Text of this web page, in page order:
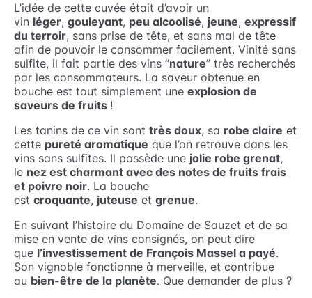
L’idée de cette cuvée était d’avoir un
vin léger, gouleyant, peu alcoolisé, jeune, expressif
du terroir, sans prise de tête, et sans mal de tête
afin de pouvoir le consommer facilement. Vinité sans
sulfite, il fait partie des vins “nature” très recherchés
par les consommateurs. La saveur obtenue en
bouche est tout simplement une explosion de
saveurs de fruits !
Les tanins de ce vin sont très doux, sa robe claire et
cette pureté aromatique que l’on retrouve dans les
vins sans sulfites. Il possède une jolie robe grenat,
le nez est charmant avec des notes de fruits frais
et poivre noir. La bouche
est croquante, juteuse et grenue.
En suivant l’histoire du Domaine de Sauzet et de sa
mise en vente de vins consignés, on peut dire
que l’investissement de François Massel a payé.
Son vignoble fonctionne à merveille, et contribue
au bien-être de la planète. Que demander de plus ?